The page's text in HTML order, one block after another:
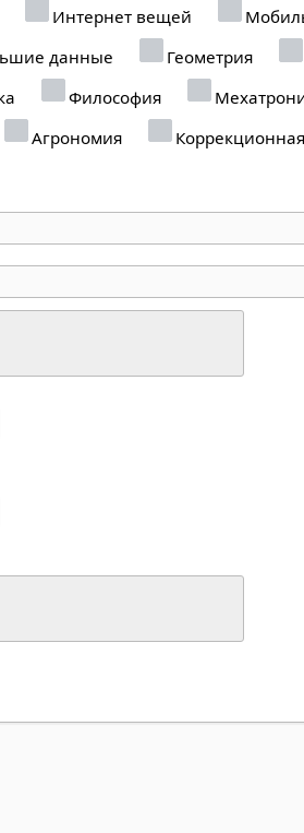
Интернет вещей
данные Геометрия
Философия
Агрономия